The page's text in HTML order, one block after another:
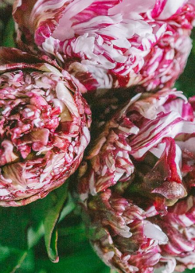
写真と同じものが届く？
商品ページに掲載している写真は、
影したものです。お花は生き物なので
ズ・咲き方に個体差はありますが、
に近いものをお届けできるように人
す。